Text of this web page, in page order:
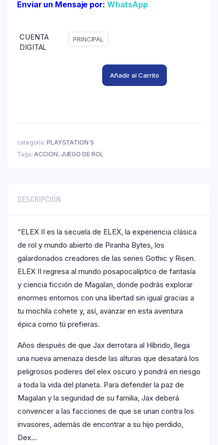
Enviar un Mensaje por: WhatsApp
CUENTA
DIGITAL
PRINCIPAL
Añadir al Carrito
categoría: PLAYSTATION 5
Tags: ACCION, JUEGO DE ROL
DESCRIPCIÓN
“ELEX II es la secuela de ELEX, la experiencia clásica
de rol y mundo abierto de Piranha Bytes, los
galardonados creadores de las series Gothic y Risen.
ELEX II regresa al mundo posapocalíptico de fantasía
y ciencia ficción de Magalan, donde podrás explorar
enormes entornos con una libertad sin igual gracias a
tu mochila cohete y, así, avanzar en esta aventura
épica como tú prefieras.
Años después de que Jax derrotara al Híbrido, llega
una nueva amenaza desde las alturas que desatará los
peligrosos poderes del elex oscuro y pondrá en riesgo
a toda la vida del planeta. Para defender la paz de
Magalan y la seguridad de su familia, Jax deberá
convencer a las facciones de que se unan contra los
invasores, además de encontrar a su hijo perdido,
Dex…